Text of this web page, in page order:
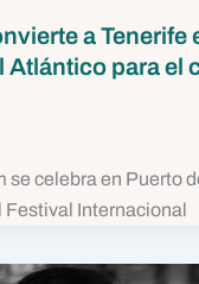
a Tenerife
Atlántico para el
se celebra en Puerto
Festival Internacional